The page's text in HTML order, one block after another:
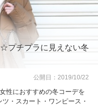
☆プチプラに見えない冬
公開日：2019/10/22
性におすすめの冬コーデを
・スカート・ワンピース・